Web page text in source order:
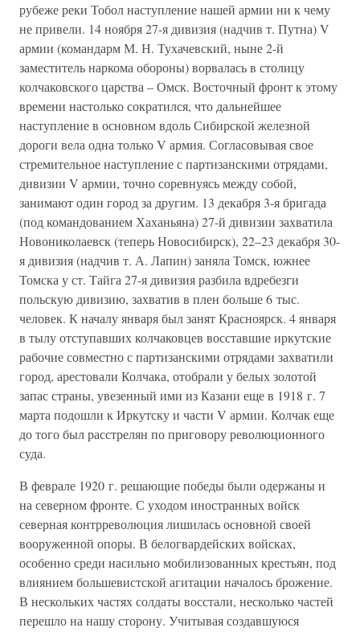
рубеже реки Тобол наступление нашей армии ни к чему
не привели. 14 ноября 27-я дивизия (надчив т. Путна) V
армии (командарм М. Н. Тухачевский, ныне 2-й
заместитель наркома обороны) ворвалась в столицу
колчаковского царства – Омск. Восточный фронт к этому
времени настолько сократился, что дальнейшее
наступление в основном вдоль Сибирской железной
дороги вела одна только V армия. Согласовывая свое
стремительное наступление с партизанскими отрядами,
дивизии V армии, точно соревнуясь между собой,
занимают один город за другим. 13 декабря 3-я бригада
(под командованием Хаханьяна) 27-й дивизии захватила
Новониколаевск (теперь Новосибирск), 22–23 декабря 30-
я дивизия (надчив т. А. Лапин) заняла Томск, южнее
Томска у ст. Тайга 27-я дивизия разбила вдребезги
польскую дивизию, захватив в плен больше 6 тыс.
человек. К началу января был занят Красноярск. 4 января
в тылу отступавших колчаковцев восставшие иркутские
рабочие совместно с партизанскими отрядами захватили
город, арестовали Колчака, отобрали у белых золотой
запас страны, увезенный ими из Казани еще в 1918 г. 7
марта подошли к Иркутску и части V армии. Колчак еще
до того был расстрелян по приговору революционного
суда.
В феврале 1920 г. решающие победы были одержаны и
на северном фронте. С уходом иностранных войск
северная контрреволюция лишилась основной своей
вооруженной опоры. В белогвардейских войсках,
особенно среди насильно мобилизованных крестьян, под
влиянием большевистской агитации началось брожение.
В нескольких частях солдаты восстали, несколько частей
перешло на нашу сторону. Учитывая создавшуюся